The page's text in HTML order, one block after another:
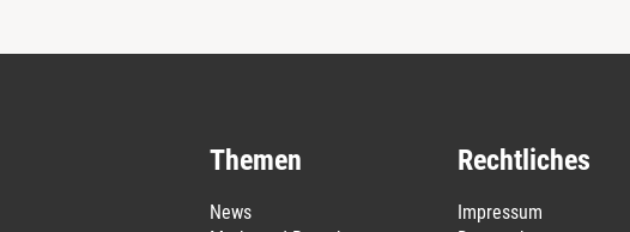
Themen
News
Rechtliches
Impressum